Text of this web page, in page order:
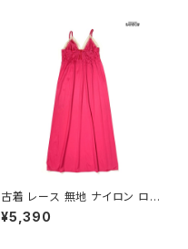
古着 レース 無地 ナイロン ロン
グ丈 キャミソール ワンピース ピ
ンク (otu2602018)
¥5,390